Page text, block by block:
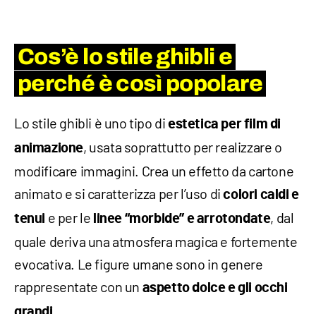
Cos’è lo stile ghibli e
perché è così popolare
Lo stile ghibli è uno tipo di estetica per film di
animazione, usata soprattutto per realizzare o
modificare immagini. Crea un effetto da cartone
animato e si caratterizza per l’uso dicolori caldi e
tenui e per le linee “morbide” e arrotondate, dal
quale deriva una atmosfera magica e fortemente
evocativa. Le figure umane sono in genere
rappresentate con un aspetto dolce e gli occhi